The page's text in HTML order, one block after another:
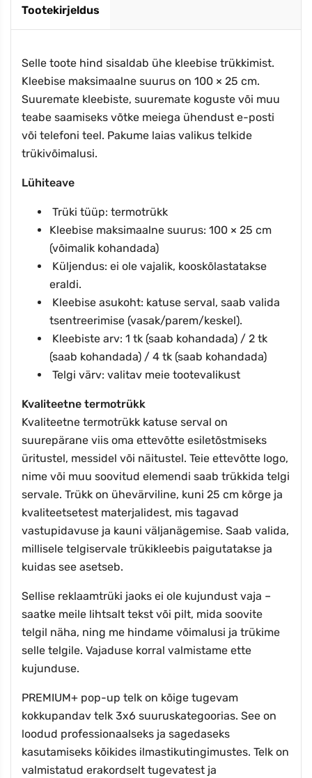
Tootekirjeldus
Selle toote hind sisaldab ühe kleebise trükkimist.
Kleebise maksimaalne suurus on 100 × 25 cm.
Suuremate kleebiste, suuremate koguste või muu
teabe saamiseks võtke meiega ühendust e-posti
või telefoni teel. Pakume laias valikus telkide
trükivõimalusi.
Lühiteave
Trüki tüüp: termotrükk
Kleebise maksimaalne suurus: 100 × 25 cm
(võimalik kohandada)
Küljendus: ei ole vajalik, kooskõlastatakse
eraldi.
Kleebise asukoht: katuse serval, saab valida
tsentreerimise (vasak/parem/keskel).
Kleebiste arv: 1 tk (saab kohandada) / 2 tk
(saab kohandada) / 4 tk (saab kohandada)
Telgi värv: valitav meie tootevalikust
Kvaliteetne termotrükk
Kvaliteetne termotrükk katuse serval on
suurepärane viis oma ettevõtte esiletõstmiseks
üritustel, messidel või näitustel. Teie ettevõtte logo,
nime või muu soovitud elemendi saab trükkida telgi
servale. Trükk on ühevärviline, kuni 25 cm kõrge ja
kvaliteetsetest materjalidest, mis tagavad
vastupidavuse ja kauni väljanägemise. Saab valida,
millisele telgiservale trükikleebis paigutatakse ja
kuidas see asetseb.
Sellise reklaamtrüki jaoks ei ole kujundust vaja –
saatke meile lihtsalt tekst või pilt, mida soovite
telgil näha, ning me hindame võimalusi ja trükime
selle telgile. Vajaduse korral valmistame ette
kujunduse.
PREMIUM+ pop-up telk on kõige tugevam
kokkupandav telk 3x6 suuruskategoorias. See on
loodud professionaalseks ja sagedaseks
kasutamiseks kõikides ilmastikutingimustes. Telk on
valmistatud erakordselt tugevatest ja